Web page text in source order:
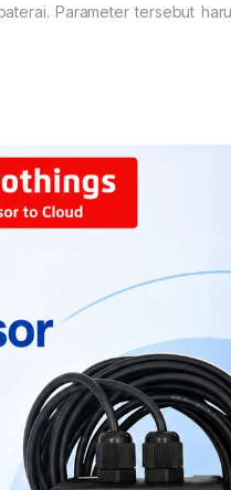
Parameter tersebut